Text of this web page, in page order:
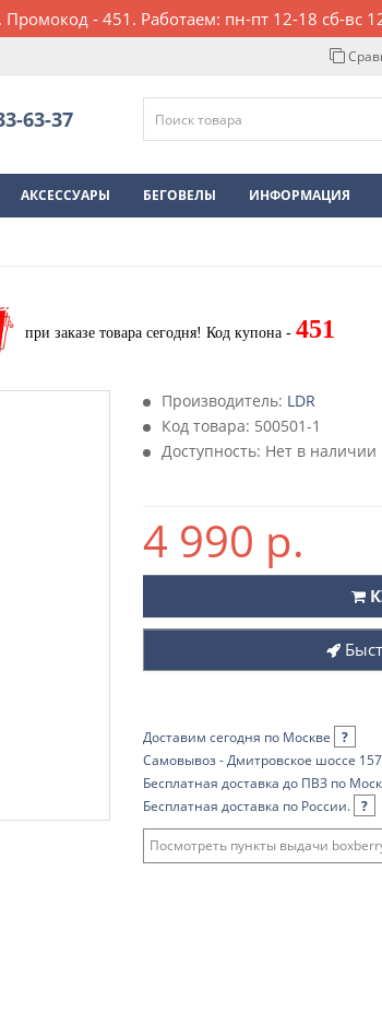
Промокод - 451. Работаем: пн-пт 12-18 сб-вс
63-37
АКСЕССУАРЫ БЕГОВЕЛЫ ИНФОРМАЦИЯ
при заказе товара сегодня!Код купона -451
Производитель: LDR
Код товара: 500501-1
Доступность: Нет в наличии
4 990 р.
Доставим сегодня по Москве
?
Самовывоз - Дмитровское шоссе 157
Бесплатная доставка до ПВЗ по
Бесплатная доставка по России. ?
Посмотреть пункты выдачи